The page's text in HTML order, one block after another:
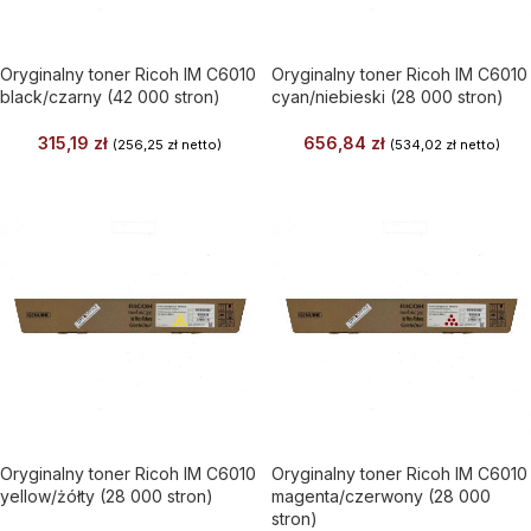
Oryginalny toner Ricoh IM C6010
black/czarny (42 000 stron)
315,19 zł (256,25 zł netto)
Oryginalny toner Ricoh IM C6010
cyan/niebieski (28 000 stron)
656,84 zł (534,02 złnetto)
Oryginalny toner Ricoh IM C6010
yellow/żółty (28 000 stron)
Oryginalny toner Ricoh IM C6010
magenta/czerwony (28 000
stron)